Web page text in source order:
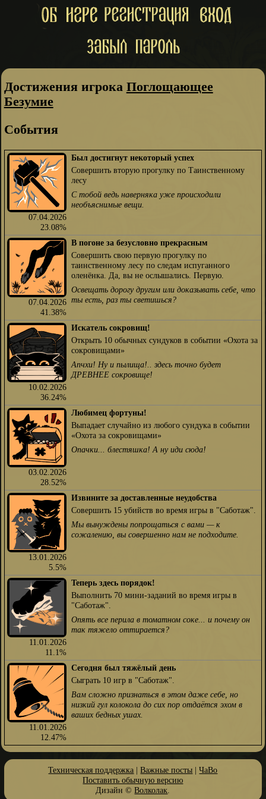
Достижения игрока Поглощающее
Безумие
События
07.04.2026
23.08%
Был достигнут некоторый успех
Совершить вторую прогулку по Таинственному
лесу
С тобой ведь наверняка уже происходили
необъяснимые вещи.
07.04.2026
41.38%
В погоне за безусловно прекрасным
Совершить свою первую прогулку по
таинственному лесу по следам испуганного
оленёнка. Да, вы не ослышались. Первую.
Освещать дорогу другим или доказывать себе, что
ты есть, раз ты светишься?
10.02.2026
36.24%
Искатель сокровищ!
Открыть 10 обычных сундуков в событии «Охота за
сокровищами»
Апчхи! Ну и пылища!.. здесь точно будет
ДРЕВНЕЕ сокровище!
03.02.2026
28.52%
Любимец фортуны!
Выпадает случайно из любого сундука в событии
«Охота за сокровищами»
Опачки... блестяшка! А ну иди сюда!
13.01.2026
5.5%
Извините за доставленные неудобства
Совершить 15 убийств во время игры в "Саботаж".
Мы вынуждены попрощаться с вами — к
сожалению, вы совершенно нам не подходите.
11.01.2026
11.1%
Теперь здесь порядок!
Выполнить 70 мини-заданий во время игры в
"Саботаж".
Опять все перила в томатном соке... и почему он
так тяжело оттирается?
11.01.2026
12.47%
Сегодня был тяжёлый день
Сыграть 10 игр в "Саботаж".
Вам сложно признаться в этом даже себе, но
низкий гул колокола до сих пор отдаётся эхом в
ваших бедных ушах.
Техническая поддержка |Важные посты |ЧаВо
Поставить обычную версию
Дизайн ©Волколак